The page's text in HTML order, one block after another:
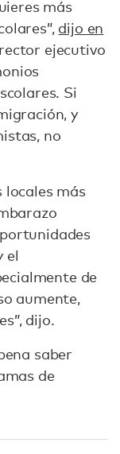
más
dijo en
ejecutivo
Si
y
no
locales más
el
de
aumente,
dijo.
saber
de